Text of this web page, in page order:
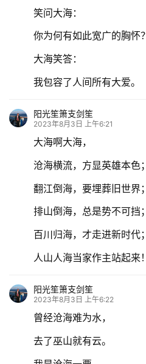
笑问大海：
你为何有如此宽广的胸怀？
大海笑答：
我包容了人间所有大爱。
阳光笙箫支剑笙
2023年8月3日 上午6:21
大海啊大海，
沧海横流，方显英雄本色；
翻江倒海，要埋葬旧世界；
排山倒海，总是势不可挡；
百川归海，才走进新时代；
人山人海当家作主站起来！
阳光笙箫支剑笙
2023年8月3日 上午6:22
曾经沧海难为水，
去了巫山就有云。